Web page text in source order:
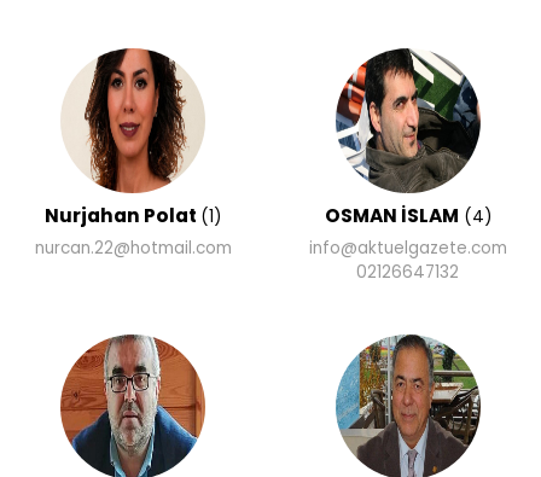
Nurjahan Polat (1)
nurcan.22@hotmail.com
OSMAN İSLAM (4)
info@aktuelgazete.com
02126647132